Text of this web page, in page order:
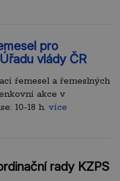
pro
vlády ČR
řemesel a řemeslných
akce v
10-18 h. více
rady KZPS